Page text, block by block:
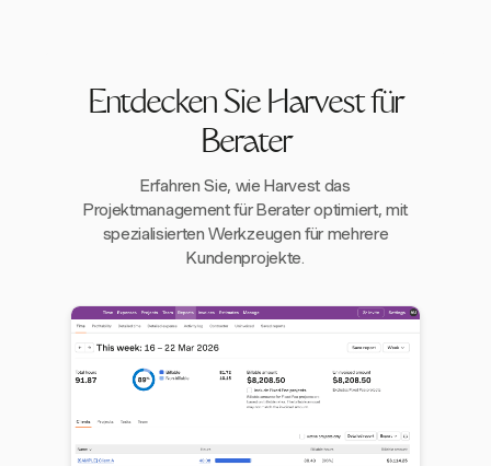
Entdecken Sie Harvest für
Berater
Erfahren Sie, wie Harvest das
Projektmanagement für Berater optimiert, mit
spezialisierten Werkzeugen für mehrere
Kundenprojekte.